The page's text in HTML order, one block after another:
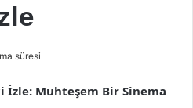
süresi
İzle: Muhteşem Bir Sinema